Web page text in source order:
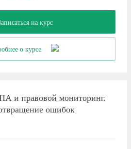
на курс
о курсе
и правовой мониторинг.
ошибок